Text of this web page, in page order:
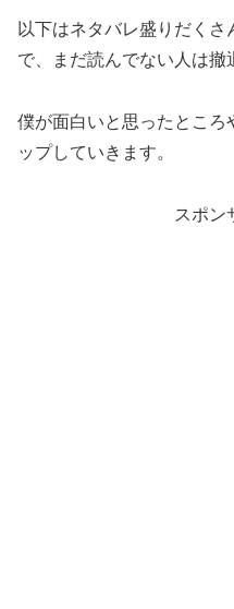
以下はネタバレ盛りだく
で、まだ読んでない人は撤
僕が面白いと思ったところ
ップしていきます。
スポン